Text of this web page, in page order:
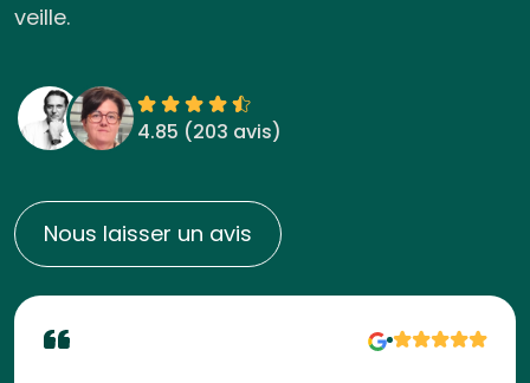
veille.
4.85 (203 avis)
Nous laisser un avis